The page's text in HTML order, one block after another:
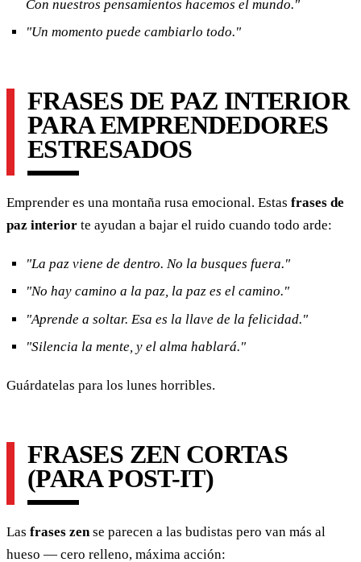
Con nuestros pensamientos hacemos el mundo."
"Un momento puede cambiarlo todo."
FRASES DE PAZ INTERIOR
PARA EMPRENDEDORES
ESTRESADOS
Emprender es una montaña rusa emocional. Estas frases de
paz interior te ayudan a bajar el ruido cuando todo arde:
"La paz viene de dentro. No la busques fuera."
"No hay camino a la paz, la paz es el camino."
"Aprende a soltar. Esa es la llave de la felicidad."
"Silencia la mente, y el alma hablará."
Guárdatelas para los lunes horribles.
FRASES ZEN CORTAS
(PARA POST-IT)
Las frases zense parecen a las budistas pero van más al
hueso — cero relleno, máxima acción: